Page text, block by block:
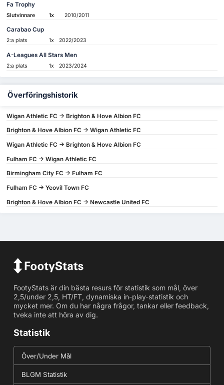
Fa Trophy
Slutvinnare 1x 2010/2011
Carabao Cup
2:a plats 1x 2022/2023
A-Leagues All Stars Men
2:a plats 1x 2023/2024
Överföringshistorik
Wigan Athletic FC -> Brighton & Hove Albion FC
Brighton & Hove Albion FC -> Wigan Athletic FC
Wigan Athletic FC -> Brighton & Hove Albion FC
Fulham FC -> Wigan Athletic FC
Birmingham City FC -> Fulham FC
Fulham FC -> Yeovil Town FC
Brighton & Hove Albion FC -> Newcastle United FC
FootyStats är din bästa resurs för statistik som mål, över
2,5/under 2,5, HT/FT, dynamiska in-play-statistik och
mycket mer. Om du har några frågor, tankar eller feedback,
tveka inte att höra av dig.
Statistik
Över/Under Mål
BLGM Statistik